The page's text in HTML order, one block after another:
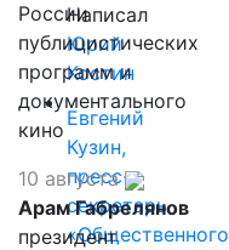
Написал
Юрий
Костин
Евгений
Кузин,
пресс-
секретарь
«Общественного
России
публицистических
программ и
документального
кино
10 августа
Арам Габрелянов
президент